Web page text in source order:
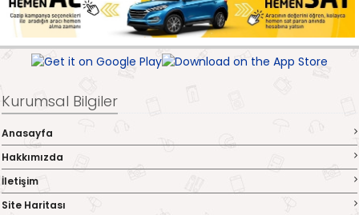
Kurumsal Bilgiler
Anasayfa
Hakkımızda
İletişim
Site Haritası